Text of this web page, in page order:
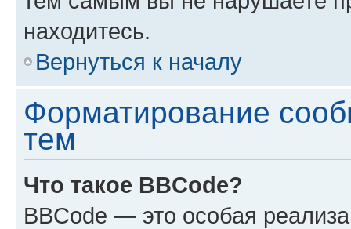
находитесь.
Вернуться к началу
Форматирование
тем
Что такое BBCode?
BBCode — это особая